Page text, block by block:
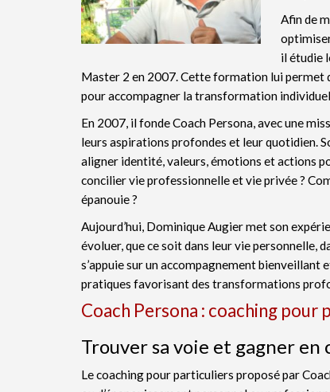
Afin de
il étudie
Master 2 en 2007. Cette formation lui permet
pour accompagner la transformation
En 2007, il fonde Coach Persona, avec une
leurs aspirations profondes et leur quotidien.
aligner identité, valeurs, émotions et actions
concilier vie professionnelle et vie privée ?
épanouie ?
Aujourd’hui, Dominique Augier met son
évoluer, que ce soit dans leur vie personnelle,
s’appuie sur un accompagnement bienveillant
pratiques favorisant des transformations
Coach Persona : coaching
Trouver sa voie et gagner en
Le coaching pour particuliers proposé par